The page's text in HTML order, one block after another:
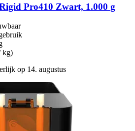
Pro410 Zwart, 1.000 g
kg)
op 14. augustus